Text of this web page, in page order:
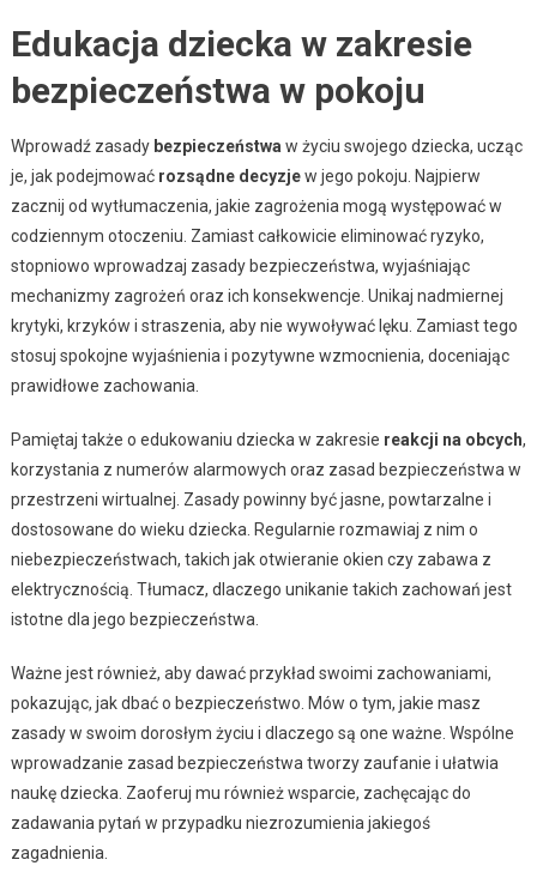
Edukacja dziecka w zakresie
bezpieczeństwa w pokoju
Wprowadź zasady bezpieczeństwa w życiu swojego dziecka, ucząc
je, jak podejmować rozsądne decyzjew jego pokoju. Najpierw
zacznij od wytłumaczenia, jakie zagrożenia mogą występować w
codziennym otoczeniu. Zamiast całkowicie eliminować ryzyko,
stopniowo wprowadzaj zasady bezpieczeństwa, wyjaśniając
mechanizmy zagrożeń oraz ich konsekwencje. Unikaj nadmiernej
krytyki, krzyków i straszenia, aby nie wywoływać lęku. Zamiast tego
stosuj spokojne wyjaśnienia i pozytywne wzmocnienia, doceniając
prawidłowe zachowania.
Pamiętaj także o edukowaniu dziecka w zakresie reakcji na obcych,
korzystania z numerów alarmowych oraz zasad bezpieczeństwa w
przestrzeni wirtualnej. Zasady powinny być jasne, powtarzalne i
dostosowane do wieku dziecka. Regularnie rozmawiaj z nim o
niebezpieczeństwach, takich jak otwieranie okien czy zabawa z
elektrycznością. Tłumacz, dlaczego unikanie takich zachowań jest
istotne dla jego bezpieczeństwa.
Ważne jest również, aby dawać przykład swoimi zachowaniami,
pokazując, jak dbać o bezpieczeństwo. Mów o tym, jakie masz
zasady w swoim dorosłym życiu i dlaczego są one ważne. Wspólne
wprowadzanie zasad bezpieczeństwa tworzy zaufanie i ułatwia
naukę dziecka. Zaoferuj mu również wsparcie, zachęcając do
zadawania pytań w przypadku niezrozumienia jakiegoś
zagadnienia.